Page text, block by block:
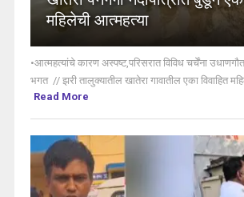
महिलेची आत्महत्या
•आत्महत्यांचे कारण अस्पष्ट,परिसरात विविध चर्चेंना
भगत // झरी तालुक्यातील खातेरा गावातील एका विवाहित
Read More